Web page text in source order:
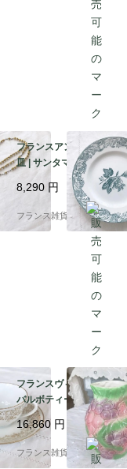
フランスアンティーク
皿 | サンタマン St Ama
nd et Hamage社 深み
のあるブルーグリーン
の花柄模様 平皿 | 1900
年代初頭
8,290 円
フランス雑貨chouchou
フランスヴィンテージ
バルボティーヌピシェ |
パステルカラーで描か
れたイチゴ＆葡萄 ピッ
チャー 水挿し | 1950-6
0年頃
16,860 円
フランス雑貨chouchou